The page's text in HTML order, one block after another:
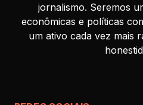
jornalismo. Seremos
econômicas e políticas
um ativo cada vez mais